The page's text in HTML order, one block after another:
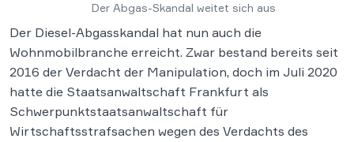
Der Abgas-Skandal weitet sich aus
Der Diesel-Abgasskandal hat nun auch die
Wohnmobilbranche erreicht. Zwar bestand bereits seit
2016 der Verdacht der Manipulation, doch im Juli 2020
hatte die Staatsanwaltschaft Frankfurt als
Schwerpunktstaatsanwaltschaft für
Wirtschaftsstrafsachen wegen des Verdachts des